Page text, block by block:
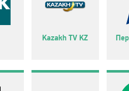
Kazakh TV KZ